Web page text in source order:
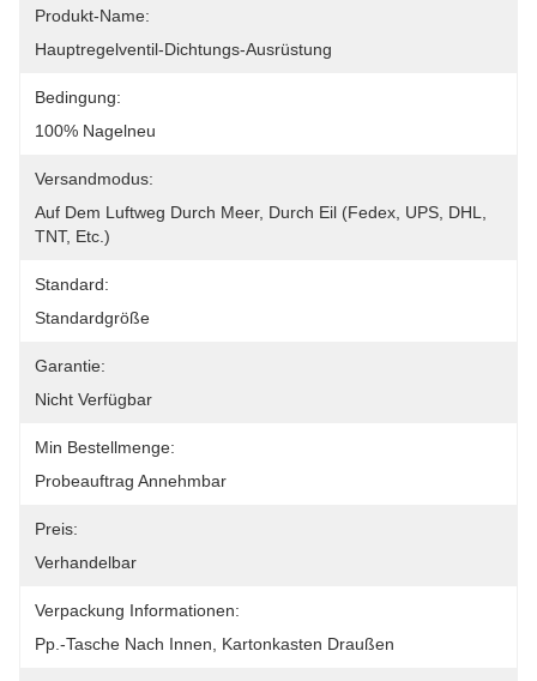
Produkt-Name:
Hauptregelventil-Dichtungs-Ausrüstung
Bedingung:
100% Nagelneu
Versandmodus:
Auf Dem Luftweg Durch Meer, Durch Eil (Fedex, UPS, DHL,
TNT, Etc.)
Standard:
Standardgröße
Garantie:
Nicht Verfügbar
Min Bestellmenge:
Probeauftrag Annehmbar
Preis:
Verhandelbar
Verpackung Informationen:
Pp.-Tasche Nach Innen, Kartonkasten Draußen